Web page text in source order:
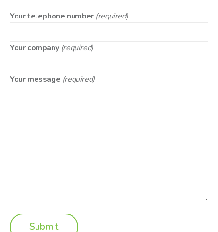
Your telephone number (required)
Your company (required)
Your message (required)